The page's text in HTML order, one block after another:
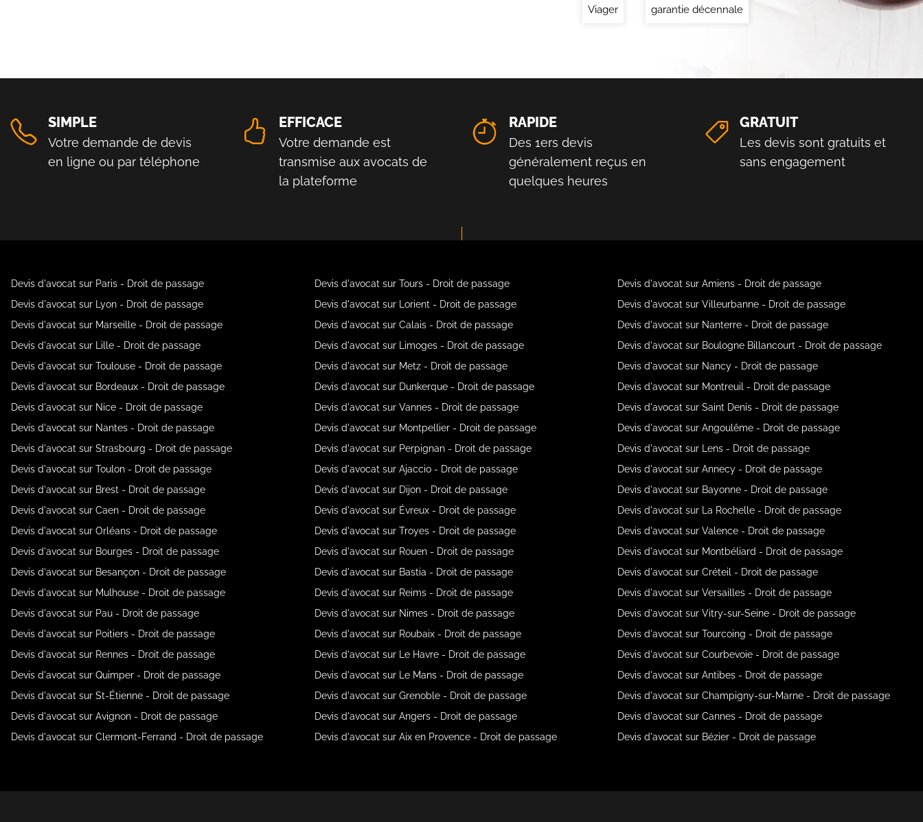
Viager garantie décennale
SIMPLE
Votre demande de devis
en ligne ou par téléphone
EFFICACE
Votre demande est
transmise aux avocats de
la plateforme
RAPIDE
Des 1ers devis
généralement reçus en
quelques heures
GRATUIT
Les devis sont gratuits et
sans engagement
Devis d'avocat sur Paris - Droit de passage
Devis d'avocat sur Lyon - Droit de passage
Devis d'avocat sur Marseille - Droit de passage
Devis d'avocat sur Lille - Droit de passage
Devis d'avocat sur Toulouse - Droit de passage
Devis d'avocat sur Bordeaux - Droit de passage
Devis d'avocat sur Nice - Droit de passage
Devis d'avocat sur Nantes - Droit de passage
Devis d'avocat sur Strasbourg - Droit de passage
Devis d'avocat sur Toulon - Droit de passage
Devis d'avocat sur Brest - Droit de passage
Devis d'avocat sur Caen - Droit de passage
Devis d'avocat sur Orléans - Droit de passage
Devis d'avocat sur Bourges - Droit de passage
Devis d'avocat sur Besançon - Droit de passage
Devis d'avocat sur Mulhouse - Droit de passage
Devis d'avocat sur Pau - Droit de passage
Devis d'avocat sur Poitiers - Droit de passage
Devis d'avocat sur Rennes - Droit de passage
Devis d'avocat sur Quimper - Droit de passage
Devis d'avocat sur St-Étienne - Droit de passage
Devis d'avocat sur Avignon - Droit de passage
Devis d'avocat sur Clermont-Ferrand - Droit de passage
Devis d'avocat sur Tours - Droit de passage
Devis d'avocat sur Lorient - Droit de passage
Devis d'avocat sur Calais - Droit de passage
Devis d'avocat sur Limoges - Droit de passage
Devis d'avocat sur Metz - Droit de passage
Devis d'avocat sur Dunkerque - Droit de passage
Devis d'avocat sur Vannes - Droit de passage
Devis d'avocat sur Montpellier - Droit de passage
Devis d'avocat sur Perpignan - Droit de passage
Devis d'avocat sur Ajaccio - Droit de passage
Devis d'avocat sur Dijon - Droit de passage
Devis d'avocat sur Évreux - Droit de passage
Devis d'avocat sur Troyes - Droit de passage
Devis d'avocat sur Rouen - Droit de passage
Devis d'avocat sur Bastia - Droit de passage
Devis d'avocat sur Reims - Droit de passage
Devis d'avocat sur Nimes - Droit de passage
Devis d'avocat sur Roubaix - Droit de passage
Devis d'avocat sur Le Havre - Droit de passage
Devis d'avocat sur Le Mans - Droit de passage
Devis d'avocat sur Grenoble - Droit de passage
Devis d'avocat sur Angers - Droit de passage
Devis d'avocat sur Aix en Provence - Droit de passage
Devis d'avocat sur Amiens - Droit de passage
Devis d'avocat sur Villeurbanne - Droit de passage
Devis d'avocat sur Nanterre - Droit de passage
Devis d'avocat sur Boulogne Billancourt - Droit de passage
Devis d'avocat sur Nancy - Droit de passage
Devis d'avocat sur Montreuil - Droit de passage
Devis d'avocat sur Saint Denis - Droit de passage
Devis d'avocat sur Angoulême - Droit de passage
Devis d'avocat sur Lens - Droit de passage
Devis d'avocat sur Annecy - Droit de passage
Devis d'avocat sur Bayonne - Droit de passage
Devis d'avocat sur La Rochelle - Droit de passage
Devis d'avocat sur Valence - Droit de passage
Devis d'avocat sur Montbéliard - Droit de passage
Devis d'avocat sur Créteil - Droit de passage
Devis d'avocat sur Versailles - Droit de passage
Devis d'avocat sur Vitry-sur-Seine - Droit de passage
Devis d'avocat sur Tourcoing - Droit de passage
Devis d'avocat sur Courbevoie - Droit de passage
Devis d'avocat sur Antibes - Droit de passage
Devis d'avocat sur Champigny-sur-Marne - Droit de passage
Devis d'avocat sur Cannes - Droit de passage
Devis d'avocat sur Bézier - Droit de passage